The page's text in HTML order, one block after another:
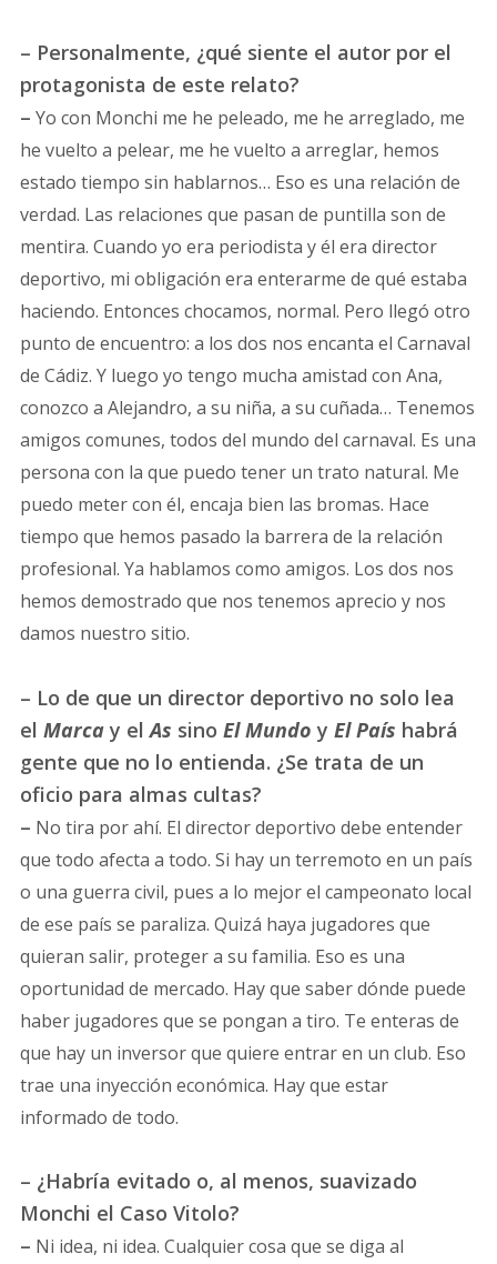
– Personalmente, ¿qué siente el autor por el
protagonista de este relato?
– Yo con Monchi me he peleado, me he arreglado, me
he vuelto a pelear, me he vuelto a arreglar, hemos
estado tiempo sin hablarnos… Eso es una relación de
verdad. Las relaciones que pasan de puntilla son de
mentira. Cuando yo era periodista y él era director
deportivo, mi obligación era enterarme de qué estaba
haciendo. Entonces chocamos, normal. Pero llegó otro
punto de encuentro: a los dos nos encanta el Carnaval
de Cádiz. Y luego yo tengo mucha amistad con Ana,
conozco a Alejandro, a su niña, a su cuñada… Tenemos
amigos comunes, todos del mundo del carnaval. Es una
persona con la que puedo tener un trato natural. Me
puedo meter con él, encaja bien las bromas. Hace
tiempo que hemos pasado la barrera de la relación
profesional. Ya hablamos como amigos. Los dos nos
hemos demostrado que nos tenemos aprecio y nos
damos nuestro sitio.
– Lo de que un director deportivo no solo lea
el Marcay elAs sino El Mundo y El País habrá
gente que no lo entienda. ¿Se trata de un
oficio para almas cultas?
– No tira por ahí. El director deportivo debe entender
que todo afecta a todo. Si hay un terremoto en un país
o una guerra civil, pues a lo mejor el campeonato local
de ese país se paraliza. Quizá haya jugadores que
quieran salir, proteger a su familia. Eso es una
oportunidad de mercado. Hay que saber dónde puede
haber jugadores que se pongan a tiro. Te enteras de
que hay un inversor que quiere entrar en un club. Eso
trae una inyección económica. Hay que estar
informado de todo.
– ¿Habría evitado o, al menos, suavizado
Monchi el Caso Vitolo?
– Ni idea, ni idea. Cualquier cosa que se diga al